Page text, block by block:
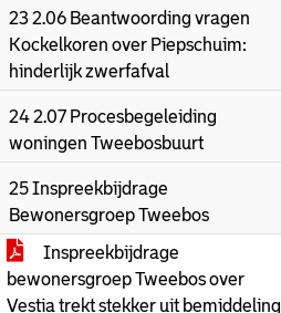
23 2.06 Beantwoording vragen
Kockelkoren over Piepschuim:
hinderlijk zwerfafval
24 2.07 Procesbegeleiding
woningen Tweebosbuurt
25 Inspreekbijdrage
Bewonersgroep Tweebos
Inspreekbijdrage
bewonersgroep Tweebos over
Vestia trekt stekker uit bemiddeling